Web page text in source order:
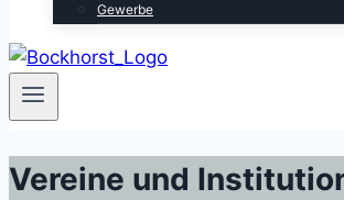
Gewerbe
Vereine und